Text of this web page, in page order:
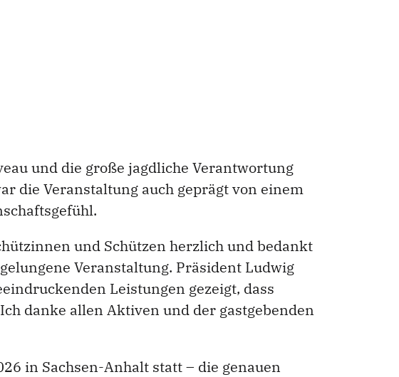
und die große jagdliche Verantwortung
die Veranstaltung auch geprägt von einem
und Schützen herzlich und bedankt
Veranstaltung. Präsident Ludwig
Leistungen gezeigt, dass
danke allen Aktiven und der gastgebenden
in Sachsen-Anhalt statt – die genauen